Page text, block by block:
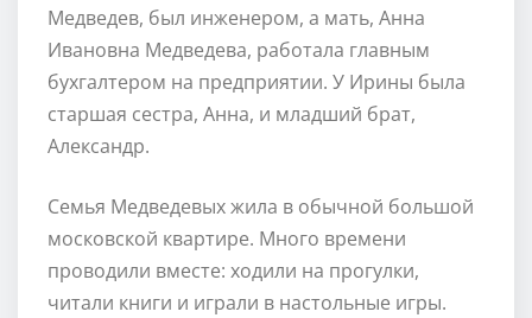
Медведев, был инженером, а мать, Анна
Ивановна Медведева, работала главным
бухгалтером на предприятии. У Ирины была
старшая сестра, Анна, и младший брат,
Александр.
Семья Медведевых жила в обычной большой
московской квартире. Много времени
проводили вместе: ходили на прогулки,
читали книги и играли в настольные игры.